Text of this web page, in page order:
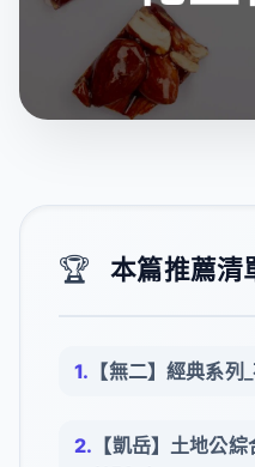
🏆 本篇推薦清
【無二】經典系
【凱岳】土地公